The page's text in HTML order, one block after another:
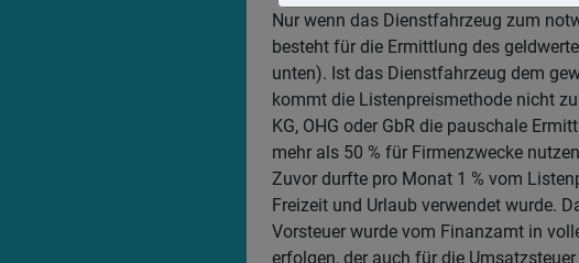
Nur wenn das Dienstfahrzeug zum
besteht für die Ermittlung des
unten). Ist das Dienstfahrzeug dem
kommt die Listenpreismethode nicht
KG, OHG oder GbR die pauschale
mehr als 50 % für Firmenzwecke
Zuvor durfte pro Monat 1 % vom
Freizeit und Urlaub verwendet wurde.
Vorsteuer wurde vom Finanzamt in
erfolgen, der auch für die